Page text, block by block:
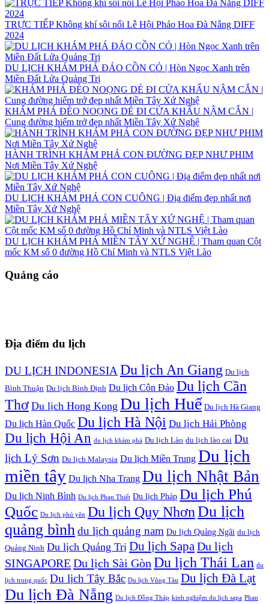
TRỰC TIẾP Không khí sôi nổi Lễ Hội Pháo Hoa Đà Nẵng DIFF
2024
DU LỊCH KHÁM PHÁ ĐẢO CỒN CỎ | Hòn Ngọc Xanh trên
Miền Đất Lửa Quảng Trị
KHÁM PHÁ ĐÈO NOỌNG DẺ ĐI CỬA KHẨU NẬM CẮN |
Cung đường hiểm trở đẹp nhất Miền Tây Xứ Nghệ
HÀNH TRÌNH KHÁM PHÁ CON ĐƯỜNG ĐẸP NHƯ PHIM
Nơi Miền Tây Xứ Nghệ
DU LỊCH KHÁM PHÁ CON CUÔNG | Địa điểm đẹp nhất nơi
Miền Tây Xứ Nghệ
DU LỊCH KHÁM PHÁ MIỀN TÂY XỨ NGHỆ | Tham quan Cột
mốc KM số 0 đường Hồ Chí Minh và NTLS Việt Lào
Quảng cáo
Địa điểm du lịch
DU LỊCH INDONESIA Du lịch An Giang Du lịch
Bình Thuận Du lịch Bình Định Du lịch Côn Đảo Du lịch Cần
Thơ Du lịch Hong Kong Du lịch Huế Du lịch Hà Giang
Du lịch Hàn Quốc Du lịch Hà Nội Du lịch Hải Phòng
Du lịch Hội An du lịch khám phá Du lịch Lào du lịch lào cai Du
lịch Lý Sơn Du lịch Malaysia Du lịch Miền Trung Du lịch
miền tây Du lịch Nha Trang Du lịch Nhật Bản
Du lịch Ninh Bình Du lịch Phan Thiết Du lịch Pháp Du lịch Phú
Quốc Du lịch phú yên Du lịch Quy NhơnDu lịch
quảng bình du lịch quảng nam Du lịch Quảng Ngãi du lịch
Quảng Ninh Du lịch Quảng Trị Du lịch Sapa Du lịch
SINGAPOREDu lịch Sài Gòn Du lịch Thái Lan du
lịch trung quốc Du lịch Tây Bắc Du lịch Vũng Tàu Du lịch Đà Lạt
Du lịch Đà Nẵng Du lịch Đồng Tháp kinh nghiệm du lịch sapa Phan